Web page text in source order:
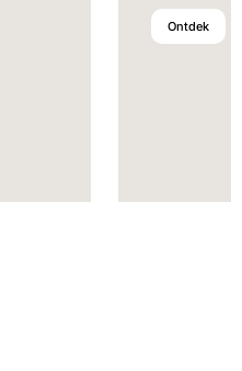
Ontdek